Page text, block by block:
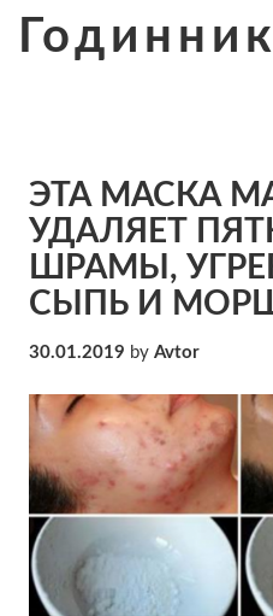
Годинник
ЭТА МАСКА
УДАЛЯЕТ
ШРАМЫ,
СЫПЬ И
30.01.2019 by Avtor